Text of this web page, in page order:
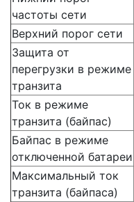
частоты сети
Верхний порог сети
Защита от
перегрузки в режиме
транзита
Ток в режиме
транзита (байпас)
Байпас в режиме
отключенной батареи
Максимальный ток
транзита (байпаса)